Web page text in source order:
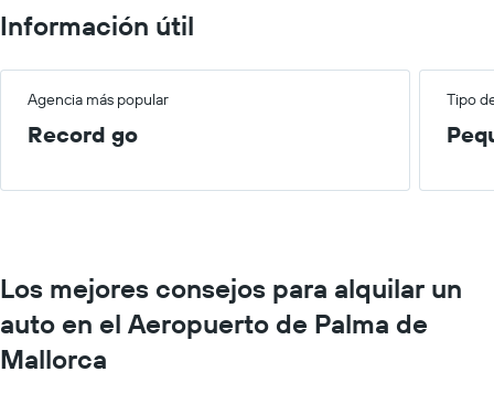
Información útil
Agencia más popular Tipo
Record go
Los mejores consejos para alquilar un
auto en el Aeropuerto de Palma de
Mallorca